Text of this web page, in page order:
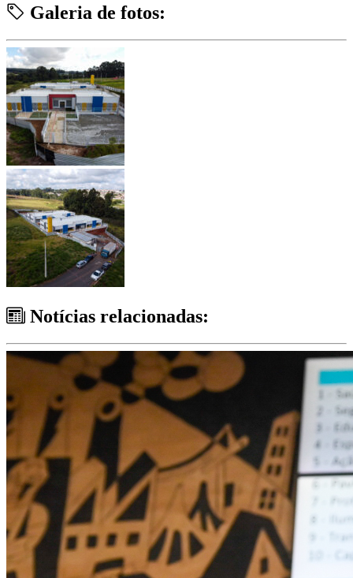
Galeria de fotos:
Notícias relacionadas: